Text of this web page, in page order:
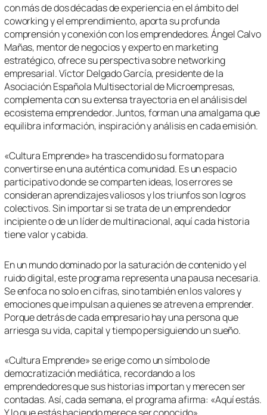
con más de dos décadas de experiencia en el ámbito del
coworking y el emprendimiento, aporta su profunda
comprensión y conexión con los emprendedores. Ángel Calvo
Mañas, mentor de negocios y experto en marketing
estratégico, ofrece su perspectiva sobre networking
empresarial. Víctor Delgado García, presidente de la
Asociación Española Multisectorial de Microempresas,
complementa con su extensa trayectoria en el análisis del
ecosistema emprendedor. Juntos, forman una amalgama que
equilibra información, inspiración y análisis en cada emisión.
«Cultura Emprende» ha trascendido su formato para
convertirse en una auténtica comunidad. Es un espacio
participativo donde se comparten ideas, los errores se
consideran aprendizajes valiosos y los triunfos son logros
colectivos. Sin importar si se trata de un emprendedor
incipiente o de un líder de multinacional, aquí cada historia
tiene valor y cabida.
En un mundo dominado por la saturación de contenido y el
ruido digital, este programa representa una pausa necesaria.
Se enfoca no solo en cifras, sino también en los valores y
emociones que impulsan a quienes se atreven a emprender.
Porque detrás de cada empresario hay una persona que
arriesga su vida, capital y tiempo persiguiendo un sueño.
«Cultura Emprende» se erige como un símbolo de
democratización mediática, recordando a los
emprendedores que sus historias importan y merecen ser
contadas. Así, cada semana, el programa afirma: «Aquí estás.